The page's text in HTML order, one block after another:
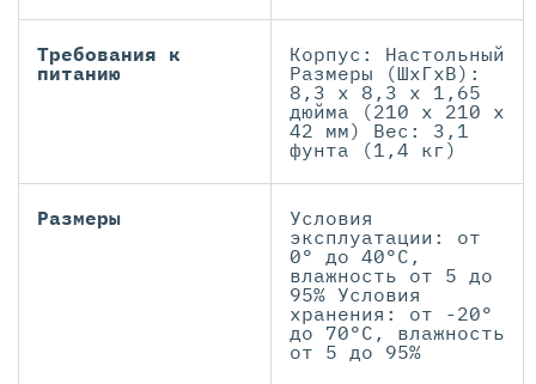
Требования к
питанию
Корпус: Настольный
Размеры (ШхГхВ):
8,3 x 8,3 x 1,65
дюйма (210 x 210 x
42 мм) Вес: 3,1
фунта (1,4 кг)
Размеры
Условия
эксплуатации: от
0° до 40°C,
влажность от 5 до
95% Условия
хранения: от -20°
до 70°C, влажность
от 5 до 95%